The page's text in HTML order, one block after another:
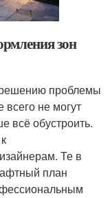
зон
проблемы
не могут
всё обустроить.
Те в
план